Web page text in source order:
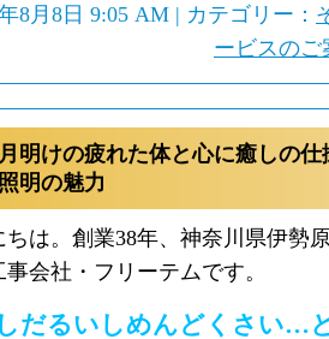
8月8日 9:05 AM | カテゴリー：
ービスのご
明けの疲れた体と心に癒しの
明の魅力
ちは。創業38年、神奈川県伊勢
会社・フリーテムです。
だるいしめんどくさい…